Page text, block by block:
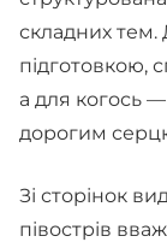
складних тем.
підготовкою,
а для когось
дорогим
Зі сторінок
півострів